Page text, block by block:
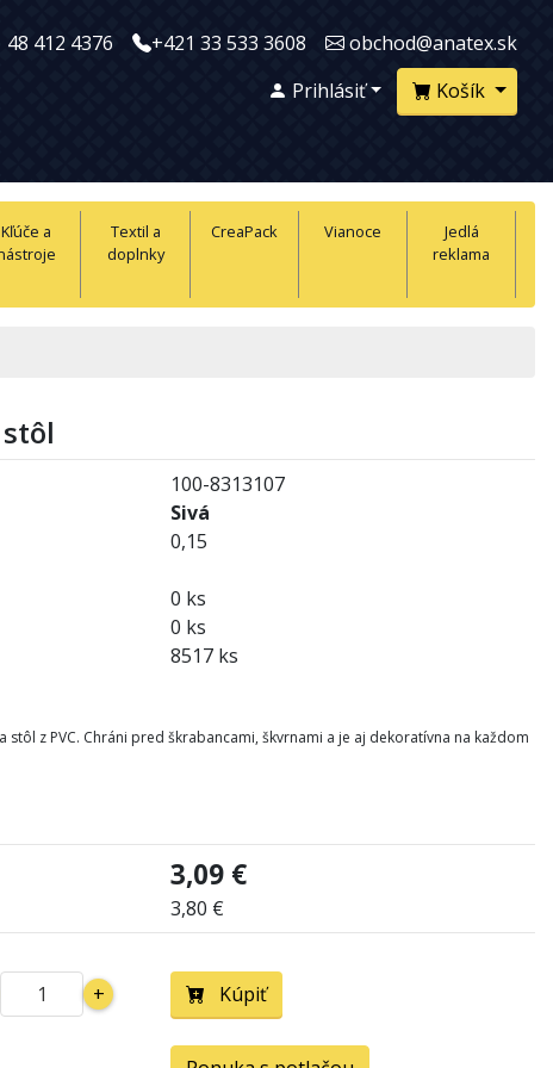
48 412 4376 +421 33 533 3608 obchod@anatex.sk
Košík
Prihlásiť
Kľúče a
Textil a
doplnky
CreaPack Vianoce
Jedlá
reklama
100-8313107
Sivá
0,15
0 ks
0 ks
8517 ks
stôl z PVC. Chráni pred škrabancami, škvrnami a je aj dekoratívna na každom
3,09 €
3,80 €
+ Kúpiť